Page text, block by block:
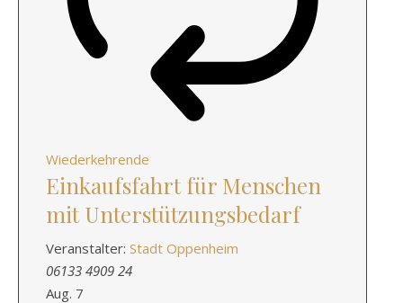
Wiederkehrende
Einkaufsfahrt für Menschen
mit Unterstützungsbedarf
Veranstalter: Stadt Oppenheim
06133 4909 24
Aug. 7